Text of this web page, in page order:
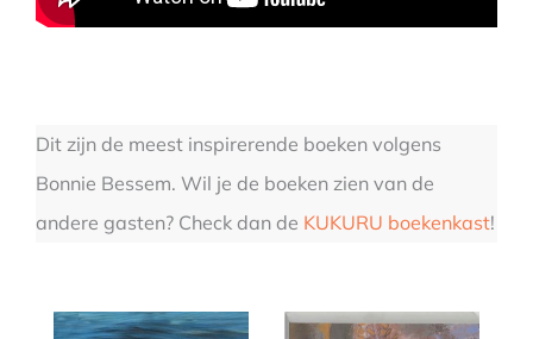
Dit zijn de meest inspirerende boeken volgens
Bonnie Bessem. Wil je de boeken zien van de
andere gasten? Check dan de KUKURU boekenkast!